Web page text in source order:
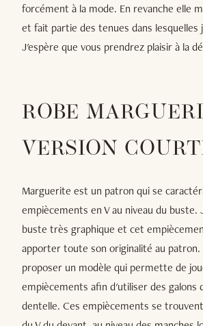
forcément à la mode. En revanche elle
et fait partie des tenues dans lesquelles
J'espère que vous prendrez plaisir à la
ROBE
VERSION
Marguerite est un patron qui se
empiècements en V au niveau du buste.
buste très graphique et cet
apporter toute son originalité au patron.
proposer un modèle qui permette de
empiècements afin d'utiliser des galons
dentelle. Ces empiècements se